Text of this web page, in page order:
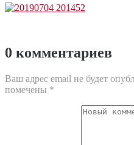
0 комментариев
Ваш адрес email не будет
помечены *